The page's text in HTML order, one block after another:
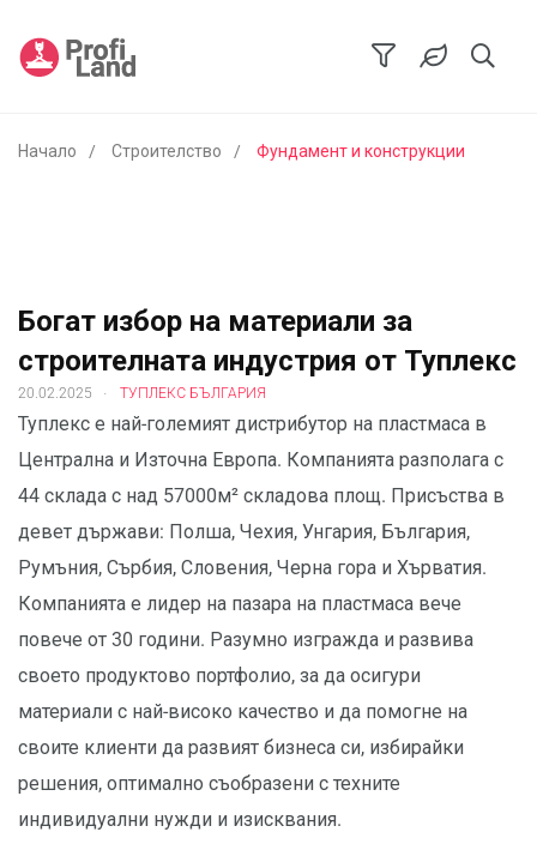
Начало Строителство Фундамент и конструкции
Богат избор на материали за
строителната индустрия от Туплекс
20.02.2025 . ТУПЛЕКС БЪЛГАРИЯ
Туплекс е най-големият дистрибутор на пластмаса в
Централна и Източна Европа. Компанията разполага с
44 склада с над 57000м² складова площ. Присъства в
девет държави: Полша, Чехия, Унгария, България,
Румъния, Сърбия, Словения, Черна гора и Хърватия.
Компанията е лидер на пазара на пластмаса вече
повече от 30 години. Разумно изгражда и развива
своето продуктово портфолио, за да осигури
материали с най-високо качество и да помогне на
своите клиенти да развият бизнеса си, избирайки
решения, оптимално съобразени с техните
индивидуални нужди и изисквания.